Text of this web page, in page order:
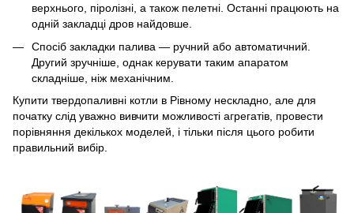
верхнього, піролізні, а також пелетні. Останні працюють на
одній закладці дров найдовше.
Спосіб закладки палива — ручний або автоматичний.
Другий зручніше, однак керувати таким апаратом
складніше, ніж механічним.
Купити твердопаливні котли в Рівному нескладно, але для
початку слід уважно вивчити можливості агрегатів, провести
порівняння декількох моделей, і тільки після цього робити
правильний вибір.